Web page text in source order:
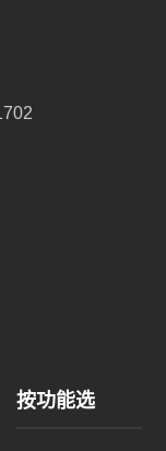
按功能选